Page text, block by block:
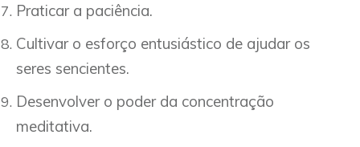
Praticar a paciência.
Cultivar o esforço entusiástico de ajudar os
seres sencientes.
Desenvolver o poder da concentração
meditativa.